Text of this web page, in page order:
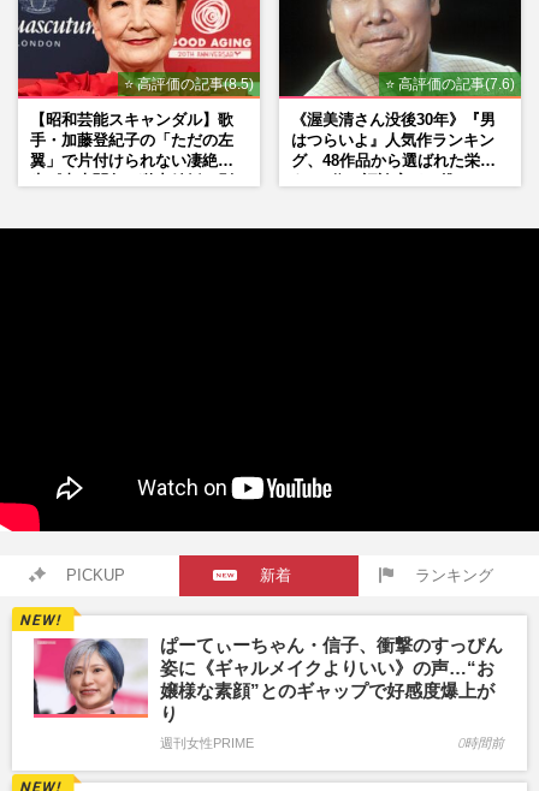
⭐ 高評価の記事(8.5)
【昭和芸能スキャンダル】歌
手・加藤登紀子の「ただの左
翼」で片付けられない凄絶半
⭐ 高評価の記事(7.6)
《渥美清さん没後30年》『男
はつらいよ』人気作ランキン
グ、48作品から選ばれた栄え
PICKUP 新着 ランキング
ぱーてぃーちゃん・信子、衝撃のすっぴん
姿に《ギャルメイクよりいい》の声…“お
嬢様な素顔”とのギャップで好感度爆上が
り
週刊女性PRIME 0時間前